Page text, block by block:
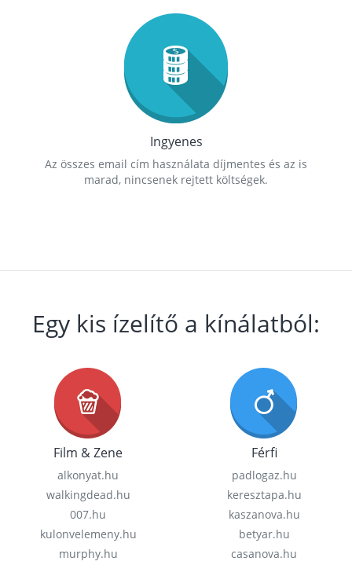
Ingyenes
Az összes email cím használata díjmentes és az is
marad, nincsenek rejtett költségek.
Egy kis ízelítő a kínálatból:
Film & Zene
alkonyat.hu
walkingdead.hu
007.hu
kulonvelemeny.hu
murphy.hu
Férfi
padlogaz.hu
keresztapa.hu
kaszanova.hu
betyar.hu
casanova.hu